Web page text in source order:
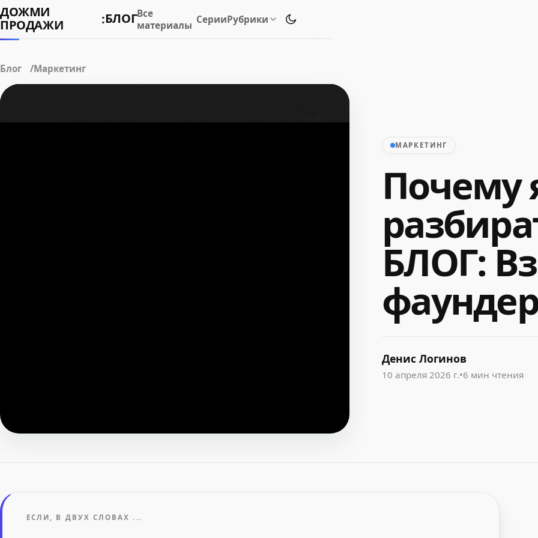
ДОЖМИ
ПРОДАЖИ
:БЛОГВсе
материалы СерииРубрики Переключить тему оформления
Блог Маркетинг
МАРКЕТИНГ
Почему
БЛОГ:
Денис Логинов
10 апреля 2026 г.•6 мин чтения
ЕСЛИ, В ДВУХ СЛОВАХ ...